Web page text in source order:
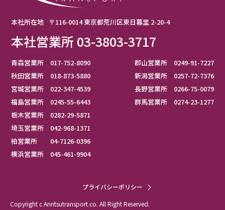
本社所在地 〒116-0014 東京都荒川区東日暮里 2-20-4
本社営業所 03-3803-3717
青森営業所 017-752-8090
秋田営業所 018-873-5880
宮城営業所 022-347-4539
福島営業所 0245-55-6443
郡山営業所 0249-91-7227
新潟営業所 0257-72-7376
長野営業所 0266-75-0079
群馬営業所 0274-23-1277
栃木営業所 0282-29-5871
埼玉営業所 042-968-1371
柏営業所 04-7126-0396
横浜営業所 045-461-9904
プライバシーポリシー
Copyright c Anritsutransport.co. All Right Reserved.